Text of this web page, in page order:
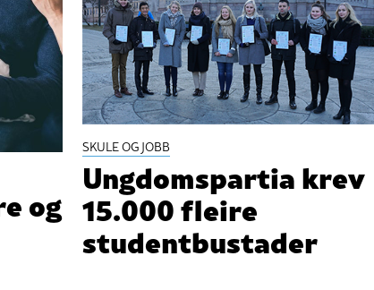
og
SKULE OG JOBB
Ungdomspartia krev
15.000 fleire
studentbustader